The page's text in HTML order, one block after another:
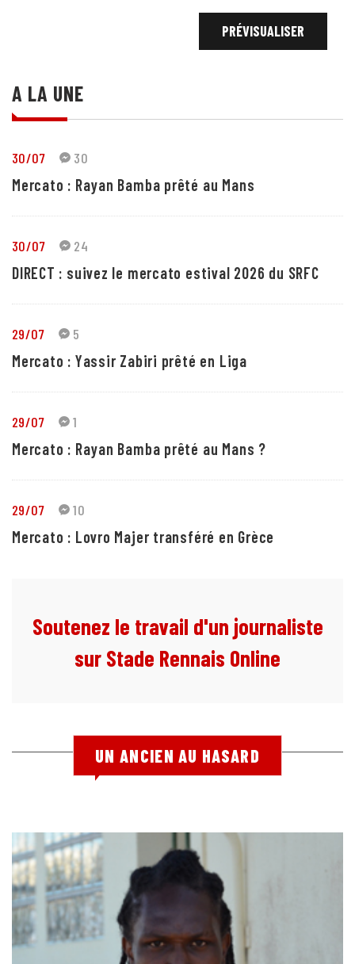
A LA UNE
30/07 30
Mercato : Rayan Bamba prêté au Mans
30/07 24
DIRECT : suivez le mercato estival 2026 du SRFC
29/07 5
Mercato : Yassir Zabiri prêté en Liga
29/07 1
Mercato : Rayan Bamba prêté au Mans ?
29/07 10
Mercato : Lovro Majer transféré en Grèce
Soutenez le travail d'un journaliste
sur Stade Rennais Online
UN ANCIEN AU HASARD